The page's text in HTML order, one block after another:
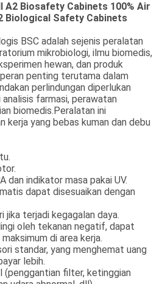
A2 Biosafety Cabinets 100% Air
Biological Safety Cabinets
BSC adalah sejenis peralatan
mikrobiologi, ilmu biomedis,
hewan, dan produk
penting terutama dalam
perlindungan diperlukan
farmasi, perawatan
biomedis.Peralatan ini
kerja yang bebas kuman dan debu
dan indikator masa pakai UV.
dapat disesuaikan dengan
jika terjadi kegagalan daya.
oleh tekanan negatif, dapat
di area kerja.
standar, yang menghemat uang
lebih.
(penggantian filter, ketinggian